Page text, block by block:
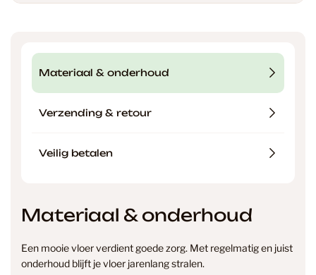
Materiaal & onderhoud
Verzending & retour
Veilig betalen
Materiaal & onderhoud
Een mooie vloer verdient goede zorg. Met regelmatig en juist
onderhoud blijft je vloer jarenlang stralen.